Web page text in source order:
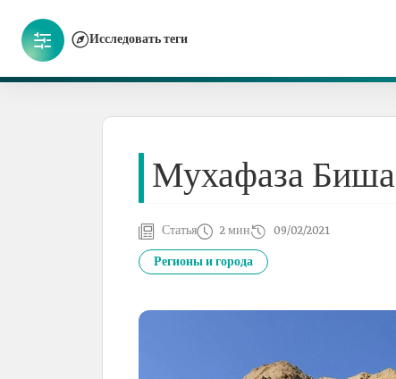
Исследовать теги
Мухафаза Биша
Статья 2 мин 09/02/2021
Регионы и города